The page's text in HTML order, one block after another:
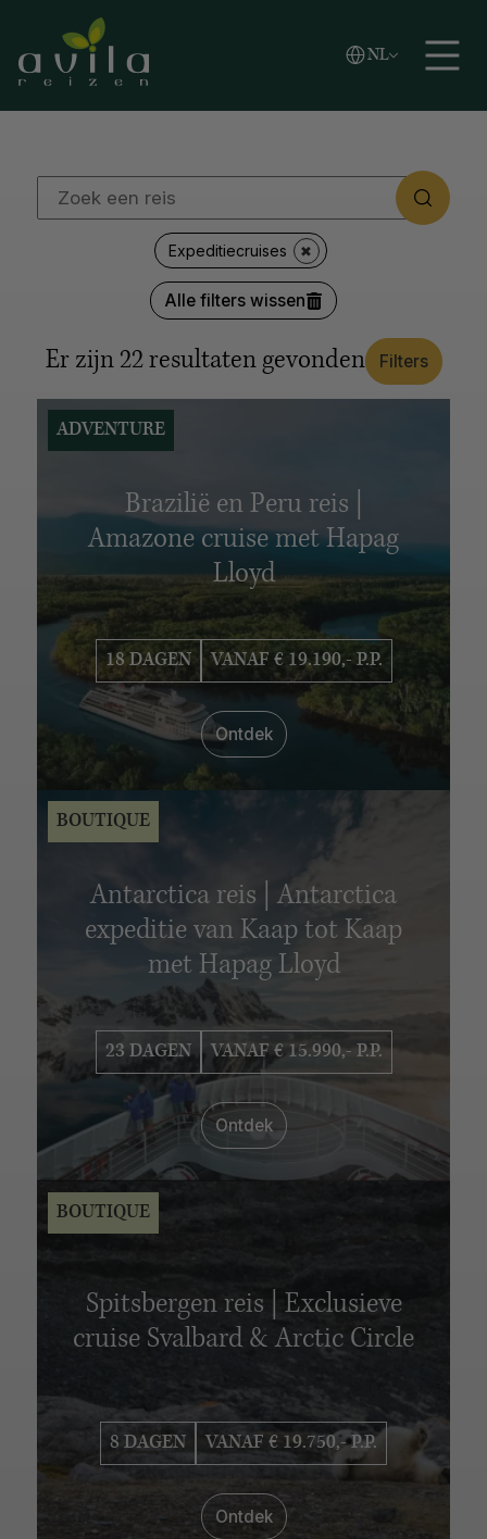
Zoeken
NL
Vlaams
English
REGIO'S
Oceanië
Poolgebied
LANDEN
Canada
Verenigde Staten
Thailand Zuid-Afrika
Botswana
IJsland
Colombia
Tanzania
Alle opties tonen
Adventure Boutique Signature
Steden
Natuur
Treinreizen Safari Culinair
Zelf rijden
Geschiedenis
National Geographic Expeditions
Reizen met impact
Groepsreizen
Huwelijksreizen
Expeditiecruises
April
September Oktober
November
VERBLIJFSDUUR
6 - 10 dagen 11 - 15 dagen
16 - 20 dagen
21 - 25 dagen
26 - 30 dagen
Expeditiecruises
Alle filters wissen
Er zijn 22 resultaten gevonden Filters
Brazilië en Peru reis |
Amazone cruise met Hapag
Lloyd
18 DAGEN VANAF € 19.190,- P.P.
Ontdek
ADVENTURE
Antarctica reis | Antarctica
expeditie van Kaap tot Kaap
met Hapag Lloyd
23 DAGEN VANAF € 15.990,- P.P.
Ontdek
BOUTIQUE
Spitsbergen reis | Exclusieve
cruise Svalbard & Arctic Circle
8 DAGEN VANAF € 19.750,- P.P.
Ontdek
BOUTIQUE